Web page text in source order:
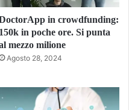
in crowdfunding:
150k in poche ore. Si punta
mezzo milione
Agosto 28, 2024